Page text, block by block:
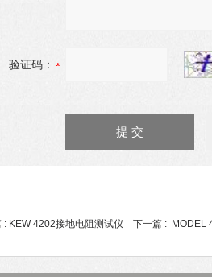
验证码：
: KEW 4202接地电阻测试仪 下一篇 : MODEL